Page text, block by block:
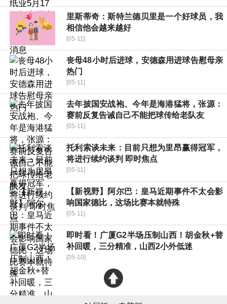
里斯蒂奇：斯特兰德贝里是一个好球员，我
相信他会越来越好
[05-11]
丧母48小时后进球，安德森用进球告慰母亲
热门
[05-11]
去年披国安战袍、今年是海港猛将，张源：
赛前反复告诫自己不能把球传给老队友
[05-11]
托利索谈未来：目前只想为里昂赢得冠军，
将进行续约谈判 即时焦点
[05-11]
【新视野】阿尔巴：皇马近期事件不太会影
响国家德比，这场比赛本就特殊
[05-11]
即时看！广厦G2半场压制山西！胡金秋+替
补回暖，三分精准，山西2小外低迷
[05-10]